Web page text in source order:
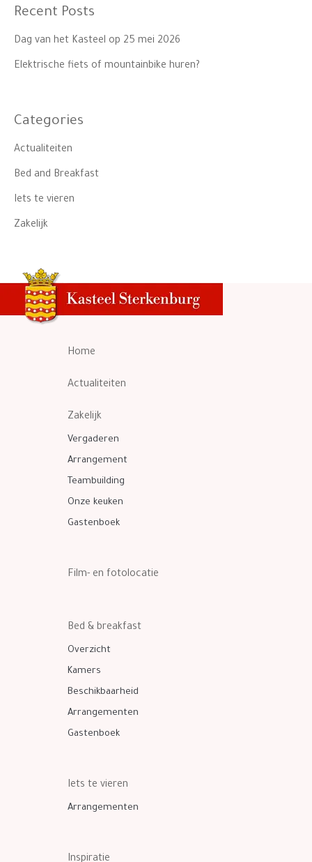
Recent Posts
Dag van het Kasteel op 25 mei 2026
Elektrische fiets of mountainbike huren?
Categories
Actualiteiten
Bed and Breakfast
Iets te vieren
Zakelijk
Home
Actualiteiten
Zakelijk
Vergaderen
Arrangement
Teambuilding
Onze keuken
Gastenboek
Film- en fotolocatie
Bed & breakfast
Overzicht
Kamers
Beschikbaarheid
Arrangementen
Gastenboek
Iets te vieren
Arrangementen
Inspiratie